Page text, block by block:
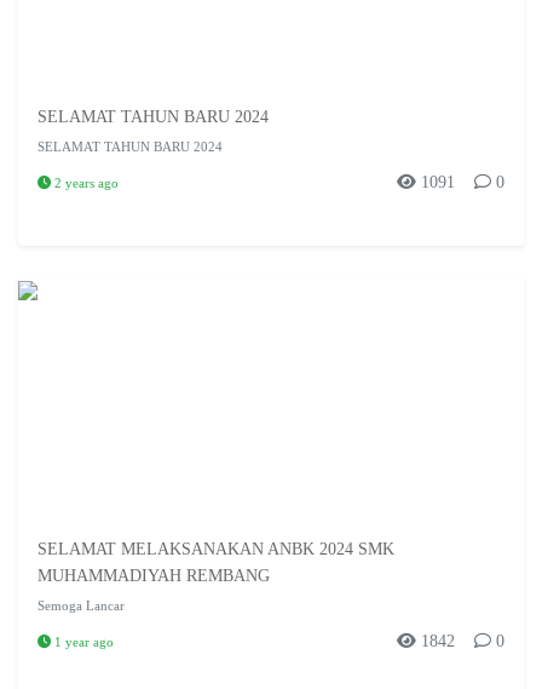
SELAMAT TAHUN BARU 2024
SELAMAT TAHUN BARU 2024
2 years ago 0
1091
SELAMAT MELAKSANAKAN ANBK 2024 SMK
MUHAMMADIYAH REMBANG
Semoga Lancar
1 year ago 0
1842